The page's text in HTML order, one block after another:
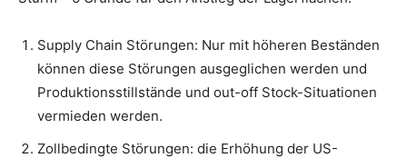
Supply Chain Störungen: Nur mit höheren Beständen
können diese Störungen ausgeglichen werden und
Produktionsstillstände und out-off Stock-Situationen
vermieden werden.
Zollbedingte Störungen: die Erhöhung der US-